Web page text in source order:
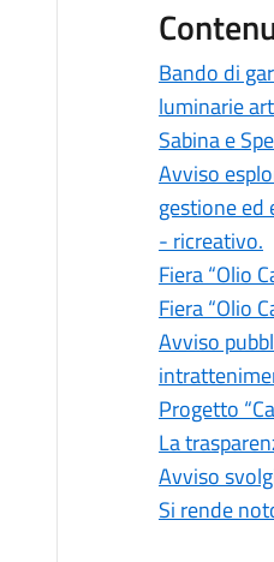
Bando di
luminarie
Sabina e
Avviso
gestione ed
- ricreativo.
Fiera “Olio
Fiera “Olio
Avviso
Progetto
La
Avviso
Si rende